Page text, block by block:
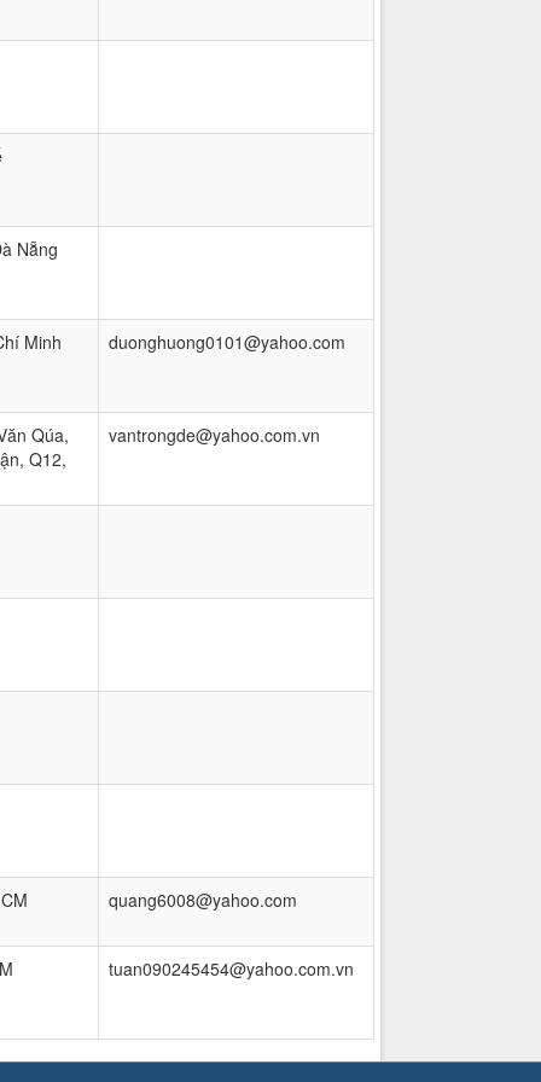
Nẵng
Minh duonghuong0101@yahoo.com
Qúa,
Q12,
vantrongde@yahoo.com.vn
quang6008@yahoo.com
tuan090245454@yahoo.com.vn